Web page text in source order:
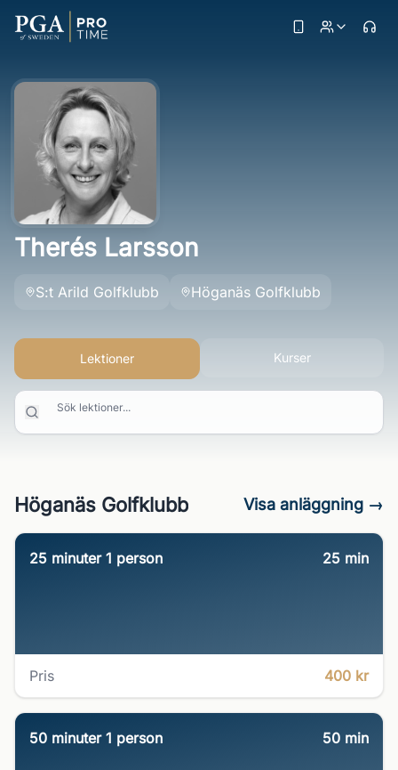
Therés Larsson
S:t Arild Golfklubb Höganäs Golfklubb
Lektioner Kurser
Sök lektioner...
Höganäs Golfklubb Visa anläggning →
25 minuter 1 person 25 min
Pris 400 kr
50 minuter 1 person 50 min